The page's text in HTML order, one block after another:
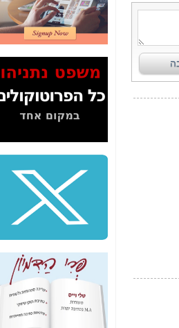
2" על תעלולי השר
משה כחלון -כאן
המשך חשיפת הבלוף
ששמו "מהפיכת
הסלולר" ואיך מסרסים
כאן
סיכום ביקור בסיליקון
שלמה פילבר (עד
לאחרונה מנכ"ל משרד
התקשורת) - עד
מדינה? הצחקתם
"יש אפליה בחקירה"?
חשיפה: למה השר
משה כחלון לא נחקר
עד היום? -
כאן